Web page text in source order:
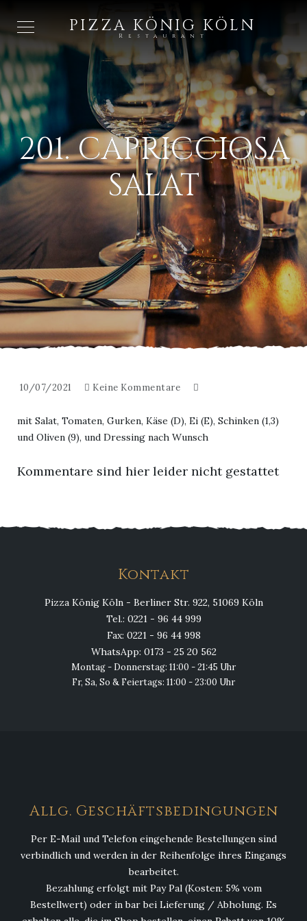
PIZZA KÖNIG KÖLN
Restaurant
201. CAPRICCIOSA
SALAT
10/07/2021 Keine Kommentare
mit Salat, Tomaten, Gurken, Käse (D), Ei (E), Schinken (1,3)
und Oliven (9), und Dressing nach Wunsch
Kommentare sind hier leider nicht gestattet
Kontakt
Pizza König Köln - Berliner Str. 922, 51069 Köln
Tel.: 0221 - 96 44 999
Fax: 0221 - 96 44 998
WhatsApp: 0173 - 25 20 562
Montag - Donnerstag: 11:00 - 21:45 Uhr
Fr, Sa, So & Feiertags: 11:00 - 23:00 Uhr
Allg. Geschäftsbedingungen
Per E-Mail und Telefon eingehende Bestellungen sind
verbindlich und werden in der Reihenfolge ihres Eingangs
bearbeitet.
Bezahlung erfolgt mit Pay Pal (Kosten: 5% vom
Bestellwert) oder in bar bei Lieferung / Abholung. Es